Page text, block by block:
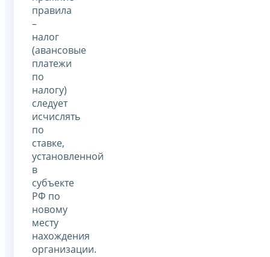
правила
–
налог
(авансовые
платежи
по
налогу)
следует
исчислять
по
ставке,
установленной
в
субъекте
РФ по
новому
месту
нахождения
организации.